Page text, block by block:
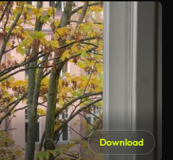
Download